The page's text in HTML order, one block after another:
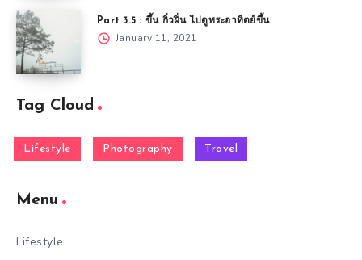
Part 3.5 : ขึ้น กิ่วฝิ่น ไปดูพระอาทิตย์ขึ้น
January 11, 2021
Tag Cloud
Lifestyle Photography Travel
Menu
Lifestyle